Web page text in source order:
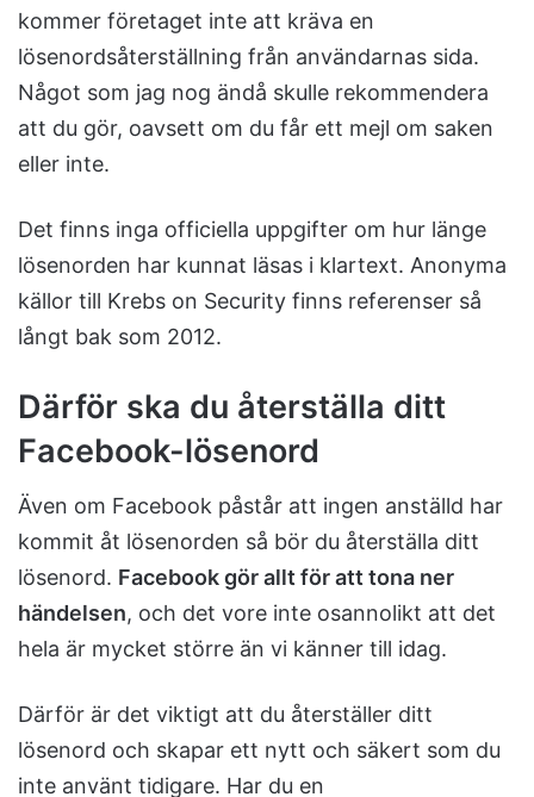
kommer företaget inte att kräva en
lösenordsåterställning från användarnas sida.
Något som jag nog ändå skulle rekommendera
att du gör, oavsett om du får ett mejl om saken
eller inte.
Det finns inga officiella uppgifter om hur länge
lösenorden har kunnat läsas i klartext. Anonyma
källor till Krebs on Security finns referenser så
långt bak som 2012.
Därför ska du återställa ditt
Facebook-lösenord
Även om Facebook påstår att ingen anställd har
kommit åt lösenorden så bör du återställa ditt
lösenord. Facebook gör allt för att tona ner
händelsen, och det vore inte osannolikt att det
hela är mycket större än vi känner till idag.
Därför är det viktigt att du återställer ditt
lösenord och skapar ett nytt och säkert som du
inte använt tidigare. Har du en